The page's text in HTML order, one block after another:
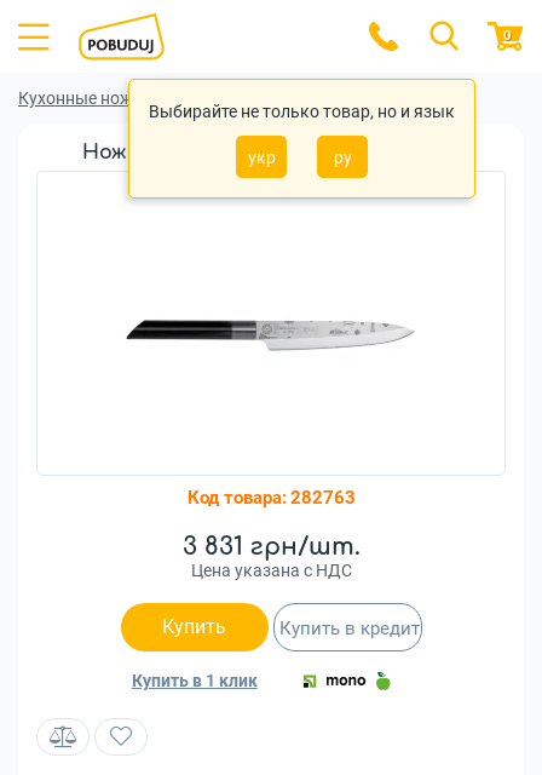
Выбирайте не только товар, но и язык
укр ру
0
Кухонные ножи
Нож Risoli CHEF 16см (02040DR/16CH)
Код товара:282763
3 831 грн/шт.
Цена указана с НДС
Купить
Купить в 1 клик
Купить в кредит